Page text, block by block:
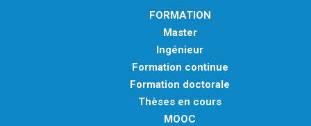
FORMATION
Master
Ingénieur
Formation continue
Formation doctorale
Thèses en cours
MOOC